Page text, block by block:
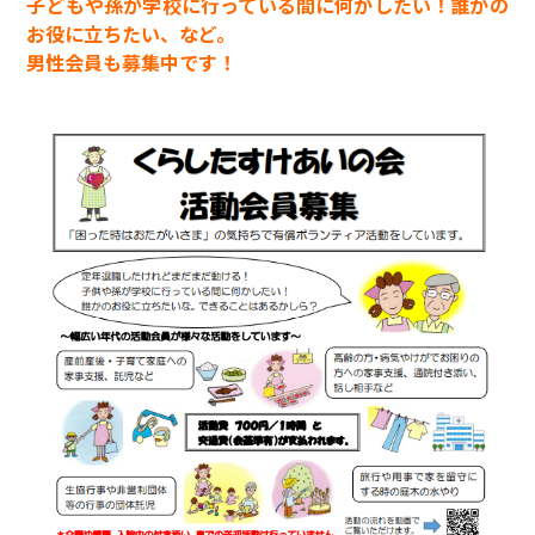
お役に立ちたい、など。
男性会員も募集中です！